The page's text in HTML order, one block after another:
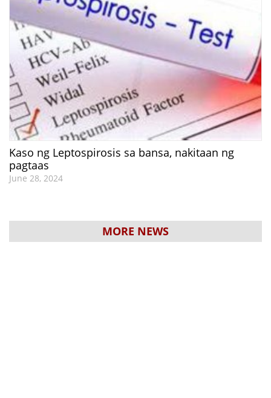
Kaso ng Leptospirosis sa bansa, nakitaan ng
pagtaas
June 28, 2024
MORE NEWS